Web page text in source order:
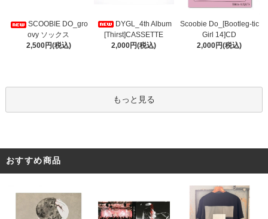
SCOOBIE DO_gro
ovy ソックス
2,500円(税込)
DYGL_4th Album
[Thirst]CASSETTE
2,000円(税込)
Scoobie Do_[Bootleg-tic
Girl 14]CD
2,000円(税込)
もっと見る
おすすめ商品